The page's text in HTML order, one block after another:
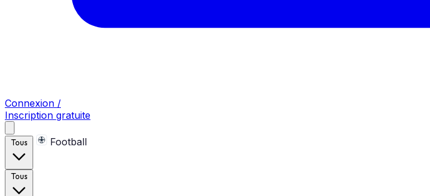
Connexion /
Inscription gratuite
Tous Football
Tous